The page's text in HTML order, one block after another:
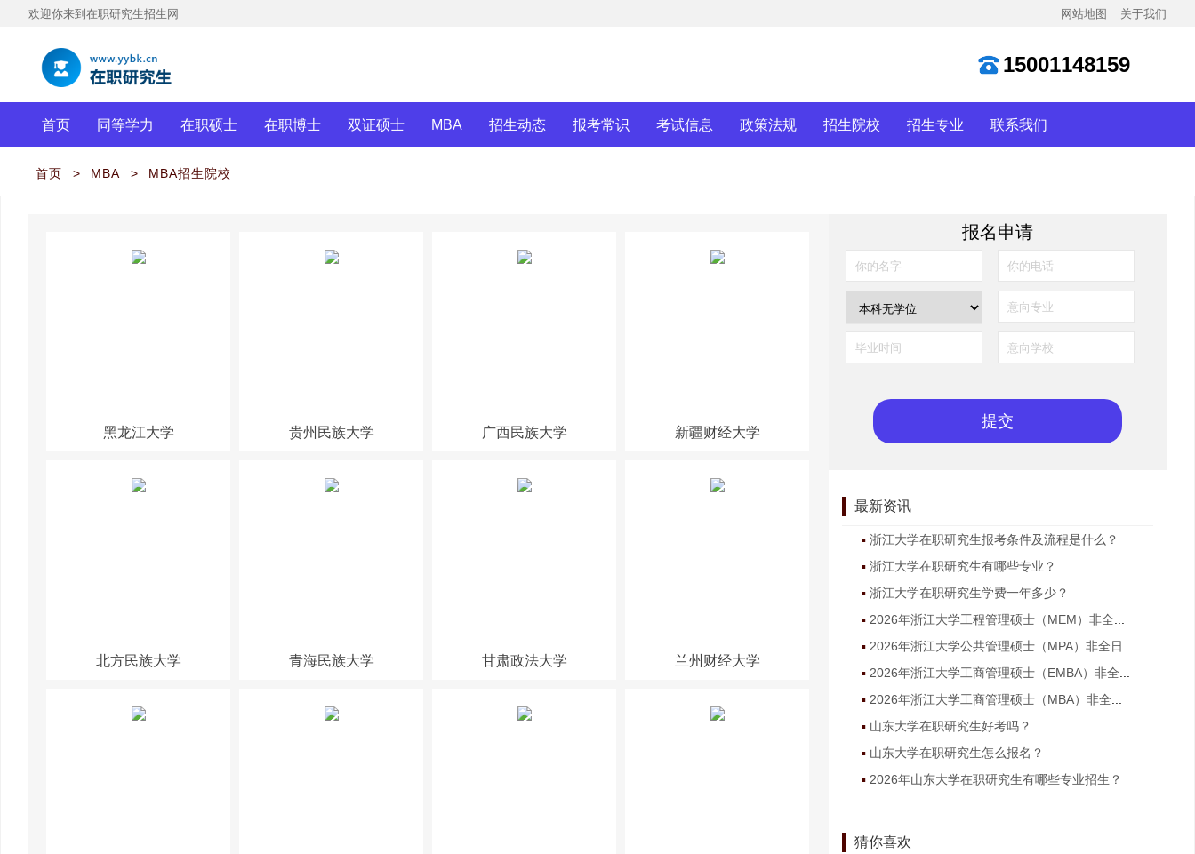
欢迎你来到在职研究生招生网 网站地图 关于我们
15001148159
首页 同等学力 在职硕士 在职博士 双证硕士 MBA 招生动态 报考常识 考试信息 政策法规 招生院校 招生专业 联系我们
首页 > MBA > MBA招生院校
黑龙江大学 贵州民族大学 广西民族大学 新疆财经大学
北方民族大学 青海民族大学 甘肃政法大学 兰州财经大学
报名申请
最新资讯
浙江大学在职研究生报考条件及流程是什么？
浙江大学在职研究生有哪些专业？
浙江大学在职研究生学费一年多少？
山东大学在职研究生好考吗？
山东大学在职研究生怎么报名？
2026年山东大学在职研究生有哪些专业招生？
猜你喜欢